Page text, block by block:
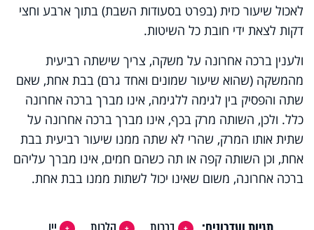
לאכול שיעור כזית (בפרט בסעודות השבת) בתוך ארבע וחצי
דקות לצאת ידי חובת כל השיטות.
ולענין ברכה אחרונה על משקה, צריך שישתה רביעית
מהמשקה (שהוא שיעור שמונים ואחד גרם) בבת אחת, שאם
שתה והפסיק בין לגימה ללגימה, אינו מברך ברכה אחרונה
כלל. ולכן, השותה מרק בכף, אינו מברך ברכה אחרונה על
שתית אותו המרק, שהרי לא שתה ממנו שיעור רביעית בבת
אחת, וכן השותה קפה או תה כשהם חמים, אינו מברך עליהם
ברכה אחרונה, משום שאינו יכול לשתות ממנו בבת אחת.​